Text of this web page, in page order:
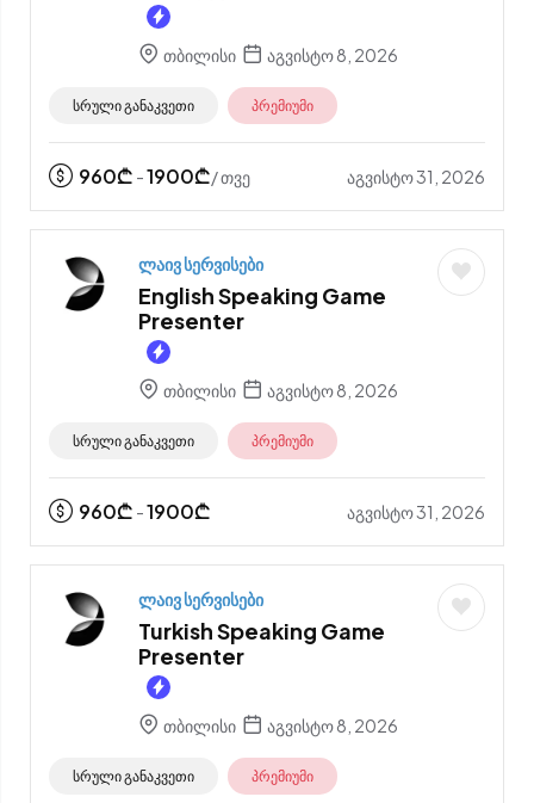
თბილისი აგვისტო 8, 2026
სრული განაკვეთი პრემიუმი
960₾ -1900₾/ თვე აგვისტო 31, 2026
ლაივ სერვისები
English Speaking Game
Presenter
თბილისი აგვისტო 8, 2026
სრული განაკვეთი პრემიუმი
960₾ -1900₾ აგვისტო 31, 2026
ლაივ სერვისები
Turkish Speaking Game
Presenter
თბილისი აგვისტო 8, 2026
სრული განაკვეთი პრემიუმი